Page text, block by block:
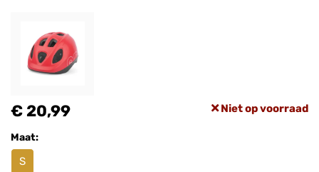
€ 20,99 Niet op voorraad
Maat:
S